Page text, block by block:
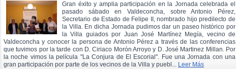
Gran éxito y amplia participación en la Jornada celebrada el
pasado sábado en Valdeconcha, sobre Antonio Pérez,
Secretario de Estado de Felipe II, nombrado hijo predilecto de
la Villa. En dicha Jornada pudimos dar un paseo histórico por
la Villa guiados por Juan José Martínez Megía, vecino de
Valdeconcha y conocer la persona de Antonio Pérez a través de las conferencias
que tuvimos por la tarde con D. Ciriaco Morón Arroyo y D. José Martinez Millan. Por
la noche vimos la película "La Conjura de El Escorial". Fue una Jornada con una
gran participación por parte de los vecinos de la Villa y puebl... Leer Más